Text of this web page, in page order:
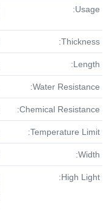
Usage:
Thickness:
Length:
Water Resistance:
Chemical Resistance:
Temperature Limit:
Width:
High Light: